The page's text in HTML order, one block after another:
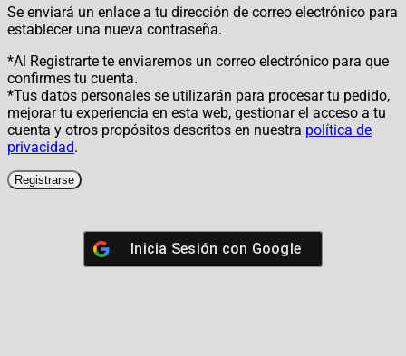
Se enviará un enlace a tu dirección de correo electrónico para
establecer una nueva contraseña.
*Al Registrarte te enviaremos un correo electrónico para que
confirmes tu cuenta.
*Tus datos personales se utilizarán para procesar tu pedido,
mejorar tu experiencia en esta web, gestionar el acceso a tu
cuenta y otros propósitos descritos en nuestra política de
privacidad.
Registrarse
Inicia Sesión con Google